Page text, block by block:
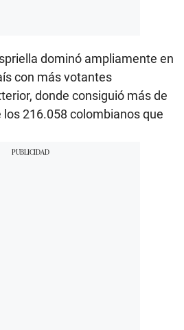
dominó ampliamente en
con más votantes
donde consiguió más de
216.058 colombianos que